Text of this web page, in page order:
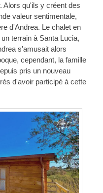
Alors qu'ils y créent des
valeur sentimentale,
d'Andrea. Le chalet en
terrain à Santa Lucia,
s'amusait alors
cependant, la famille
pris un nouveau
d'avoir participé à cette